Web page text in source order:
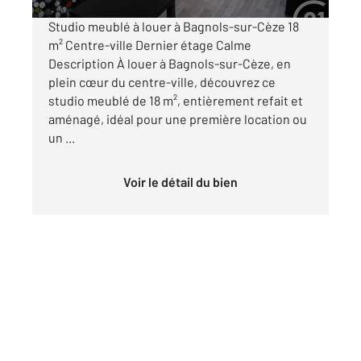
Studio meublé à louer à Bagnols-sur-Cèze 18
m² Centre-ville Dernier étage Calme
Description À louer à Bagnols-sur-Cèze, en
plein cœur du centre-ville, découvrez ce
studio meublé de 18 m², entièrement refait et
aménagé, idéal pour une première location ou
un ...
Voir le détail du bien